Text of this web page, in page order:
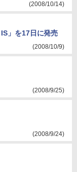
(2008/10/14)
」を17日に発売
(2008/10/9)
(2008/9/25)
(2008/9/24)